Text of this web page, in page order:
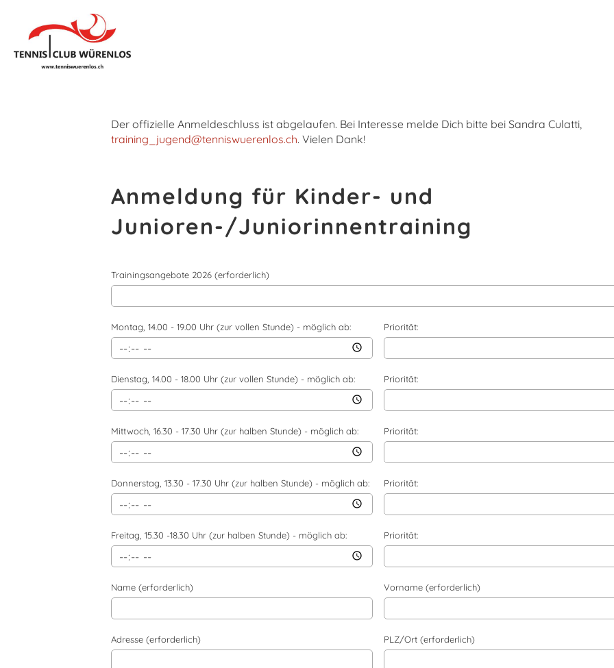
Der offizielle Anmeldeschluss ist abgelaufen. Bei Interesse melde Dich bitte bei Sandra Culatti,
training_jugend@tenniswuerenlos.ch. Vielen Dank!
Anmeldung für Kinder- und
Junioren-/Juniorinnentraining
Trainingsangebote 2026 (erforderlich)
Montag, 14.00 - 19.00 Uhr (zur vollen Stunde) - möglich ab: Priorität:
Dienstag, 14.00 - 18.00 Uhr (zur vollen Stunde) - möglich ab: Priorität:
Mittwoch, 16.30 - 17.30 Uhr (zur halben Stunde) - möglich ab: Priorität:
Donnerstag, 13.30 - 17.30 Uhr (zur halben Stunde) - möglich ab: Priorität:
Freitag, 15.30 -18.30 Uhr (zur halben Stunde) - möglich ab: Priorität:
Name (erforderlich) Vorname (erforderlich)
Adresse (erforderlich) PLZ/Ort (erforderlich)